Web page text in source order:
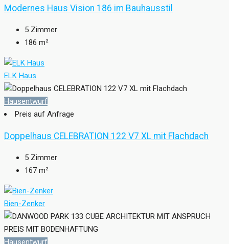
Modernes Haus Vision 186 im Bauhausstil
5 Zimmer
186 m²
ELK Haus
Hausentwurf
Preis auf Anfrage
Doppelhaus CELEBRATION 122 V7 XL mit Flachdach
5 Zimmer
167 m²
Bien-Zenker
Hausentwurf